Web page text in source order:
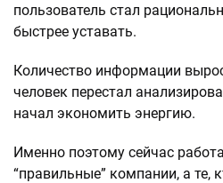
пользователь стал
быстрее уставать.
Количество информации
человек перестал
начал экономить энергию.
Именно поэтому сейчас
“правильные” компании, а те,